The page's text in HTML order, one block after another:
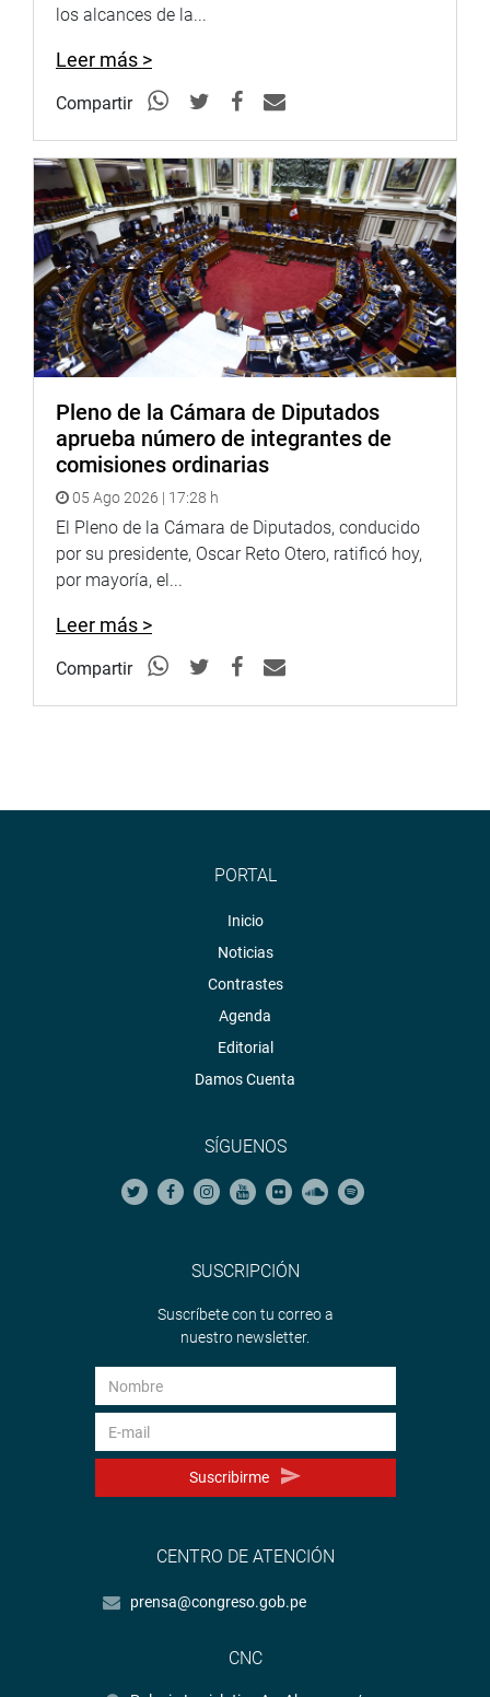
los alcances de la...
Leer más >
Compartir
Pleno de la Cámara de Diputados
aprueba número de integrantes de
comisiones ordinarias
05 Ago 2026 | 17:28 h
El Pleno de la Cámara de Diputados, conducido
por su presidente, Oscar Reto Otero, ratificó hoy,
por mayoría, el...
Leer más >
Compartir
PORTAL
Inicio
Noticias
Contrastes
Agenda
Editorial
Damos Cuenta
SÍGUENOS
SUSCRIPCIÓN
Suscríbete con tu correo a
nuestro newsletter.
Suscribirme
CENTRO DE ATENCIÓN
prensa@congreso.gob.pe
CNC